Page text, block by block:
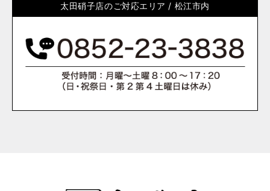
太田硝子店のご対応エリア / 松江市内